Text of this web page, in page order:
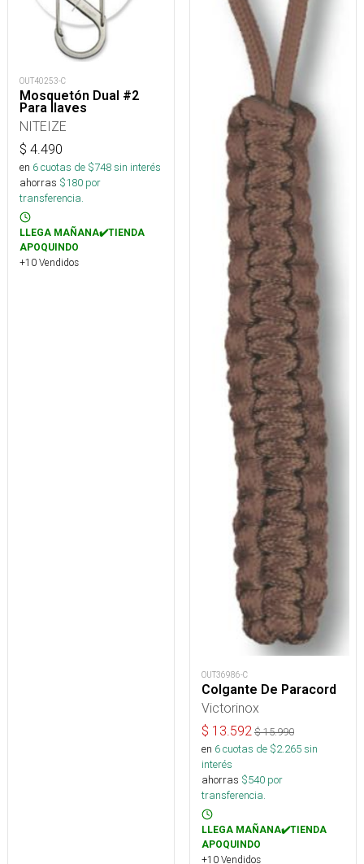
OUT40253-C
Mosquetón Dual #2
Para llaves
NITEIZE
$ 4.490
en 6cuotas de $748sin interés
ahorras $180 por
transferencia.
LLEGA MAÑANA✔️TIENDA
APOQUINDO
+10 Vendidos
OUT36986-C
Colgante De Paracord
Victorinox
$ 13.592 $15.990
en 6cuotas de $2.265sin
interés
ahorras $540 por
transferencia.
LLEGA MAÑANA✔️TIENDA
APOQUINDO
+10 Vendidos